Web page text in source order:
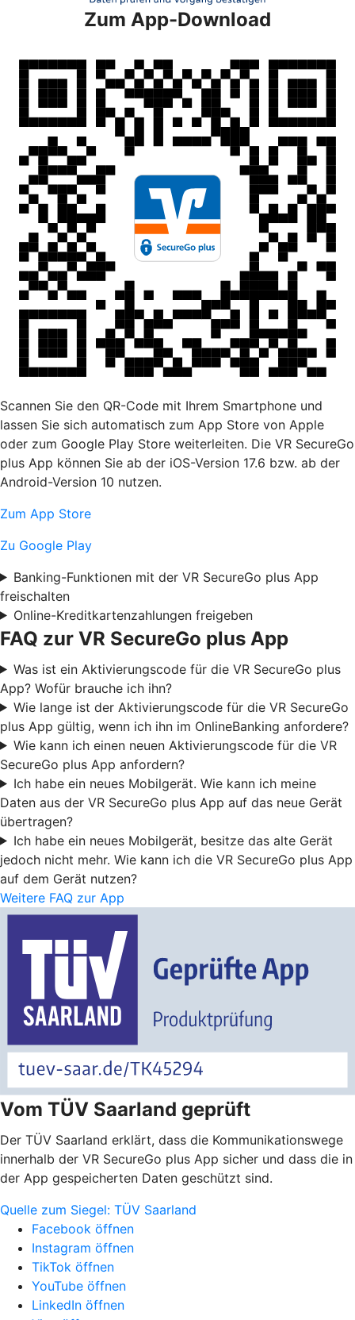
Zum App-Download
Scannen Sie den QR-Code mit Ihrem Smartphone und
lassen Sie sich automatisch zum App Store von Apple
oder zum Google Play Store weiterleiten. Die VR SecureGo
plus App können Sie ab der iOS-Version 17.6 bzw. ab der
Android-Version 10 nutzen.
Zum App Store
Zu Google Play
Banking-Funktionen mit der VR SecureGo plus App
freischalten
Online-Kreditkartenzahlungen freigeben
FAQ zur VR SecureGo plus App
Was ist ein Aktivierungscode für die VR SecureGo plus
App? Wofür brauche ich ihn?
Wie lange ist der Aktivierungscode für die VR SecureGo
plus App gültig, wenn ich ihn im OnlineBanking anfordere?
Wie kann ich einen neuen Aktivierungscode für die VR
SecureGo plus App anfordern?
Ich habe ein neues Mobilgerät. Wie kann ich meine
Daten aus der VR SecureGo plus App auf das neue Gerät
übertragen?
Ich habe ein neues Mobilgerät, besitze das alte Gerät
jedoch nicht mehr. Wie kann ich die VR SecureGo plus App
auf dem Gerät nutzen?
Weitere FAQ zur App
Vom TÜV Saarland geprüft
Der TÜV Saarland erklärt, dass die Kommunikationswege
innerhalb der VR SecureGo plus App sicher und dass die in
der App gespeicherten Daten geschützt sind.
Quelle zum Siegel: TÜV Saarland
Facebook öffnen
Instagram öffnen
TikTok öffnen
YouTube öffnen
LinkedIn öffnen